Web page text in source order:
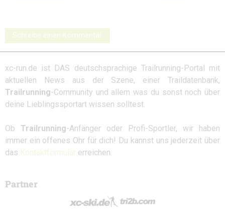
Schreibe einen Kommentar
xc-run.de ist DAS deutschsprachige Trailrunning-Portal mit
aktuellen News aus der Szene, einer Traildatenbank,
Trailrunning-Community und allem was du sonst noch über
deine Lieblingssportart wissen solltest.
Ob Trailrunning-Anfänger oder Profi-Sportler, wir haben
immer ein offenes Ohr für dich! Du kannst uns jederzeit über
das Kontaktformular erreichen.
Partner